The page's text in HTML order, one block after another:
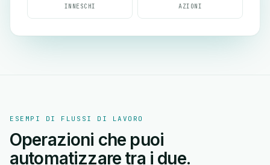
INNESCHI AZIONI
ESEMPI DI FLUSSI DI LAVORO
Operazioni che puoi
automatizzare tra i due.